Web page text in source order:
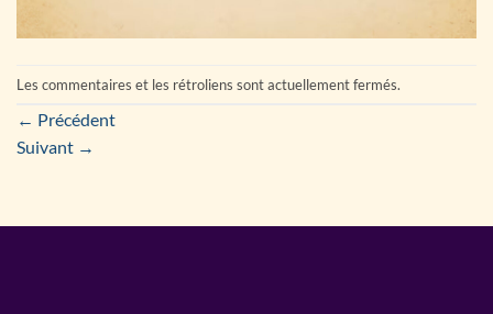
Les commentaires et les rétroliens sont actuellement fermés.
← Précédent
Suivant →